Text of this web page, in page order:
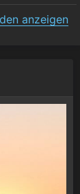
anzeigen